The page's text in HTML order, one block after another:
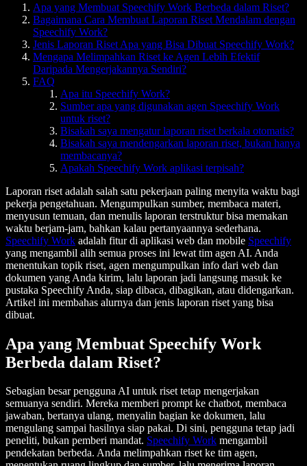
Apa yang Membuat Speechify Work Berbeda dalam Riset?
Bagaimana Cara Membuat Laporan Riset Mendalam dengan
Speechify Work?
Jenis Laporan Riset Apa yang Bisa Dibuat Speechify Work?
Mengapa Melimpahkan Riset ke Agen Lebih Efektif
Daripada Mengerjakannya Sendiri?
FAQ
Apa itu Speechify Work?
Sumber apa yang digunakan agen Speechify Work
untuk riset?
Bisakah saya mengatur laporan riset berkala otomatis?
Bisakah saya mendengarkan laporan riset, bukan hanya
membacanya?
Apakah Speechify Work aplikasi terpisah?
Laporan riset adalah salah satu pekerjaan paling menyita waktu bagi
pekerja pengetahuan. Mengumpulkan sumber, membaca materi,
menyusun temuan, dan menulis laporan terstruktur bisa memakan
waktu berjam-jam, bahkan kalau pertanyaannya sederhana.
Speechify Work adalah fitur di aplikasi web dan mobile Speechify
yang mengambil alih semua proses ini lewat tim agen AI. Anda
menentukan topik riset, agen mengumpulkan info dari web dan
dokumen yang Anda kirim, lalu laporan jadi langsung masuk ke
pustaka Speechify Anda, siap dibaca, dibagikan, atau didengarkan.
Artikel ini membahas alurnya dan jenis laporan riset yang bisa
dibuat.
Apa yang Membuat Speechify Work
Berbeda dalam Riset?
Sebagian besar pengguna AI untuk riset tetap mengerjakan
semuanya sendiri. Mereka memberi prompt ke chatbot, membaca
jawaban, bertanya ulang, menyalin bagian ke dokumen, lalu
mengulang sampai hasilnya siap pakai. Di sini, pengguna tetap jadi
peneliti, bukan pemberi mandat. Speechify Work mengambil
pendekatan berbeda. Anda melimpahkan riset ke tim agen,